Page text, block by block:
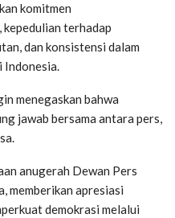
komitmen
kepedulian terhadap
dan konsistensi dalam
Indonesia.
menegaskan bahwa
jawab bersama antara pers,
anugerah Dewan Pers
memberikan apresiasi
demokrasi melalui